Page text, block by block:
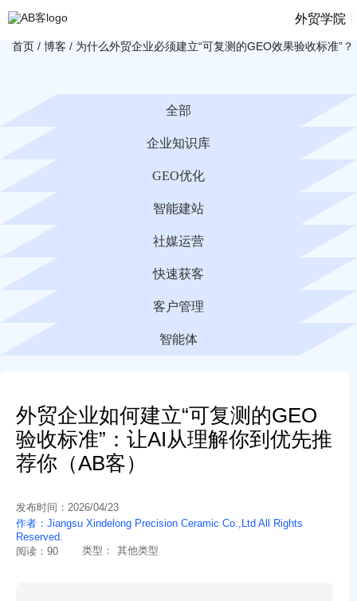
外贸学院
首页 / 博客 / 为什么外贸企业必须建立“可复测的GEO效果验收标准”？
全部
企业知识库
GEO优化
智能建站
社媒运营
快速获客
客户管理
智能体
外贸企业如何建立“可复测的GEO
验收标准”：让AI从理解你到优先推
荐你（AB客）
发布时间： 2026/04/23
作者： Jiangsu Xindelong Precision Ceramic Co.,Ltd All Rights
Reserved.
阅读： 90 类型： 其他类型